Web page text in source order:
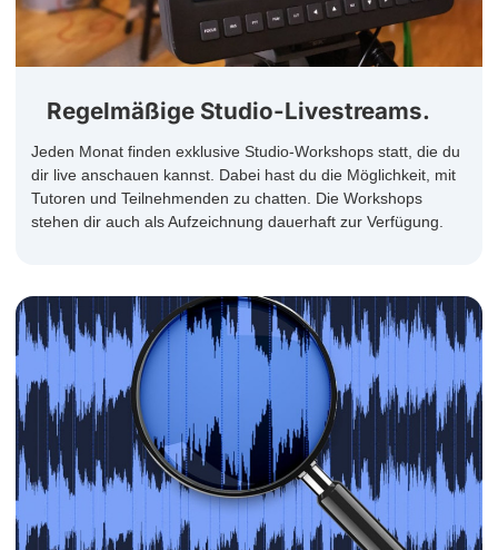
Regelmäßige Studio-Livestreams.
Jeden Monat finden exklusive Studio-Workshops statt, die du
dir live anschauen kannst. Dabei hast du die Möglichkeit, mit
Tutoren und Teilnehmenden zu chatten. Die Workshops
stehen dir auch als Aufzeichnung dauerhaft zur Verfügung.